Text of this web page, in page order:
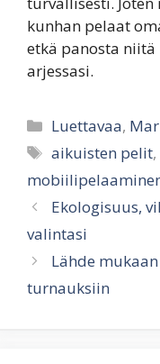
kunhan pelaat
etkä panosta
arjessasi.
Categories
Luettavaa,
Tags
aikuisten pelit,
Ekologisuus,
valintasi
Lähde
turnauksiin